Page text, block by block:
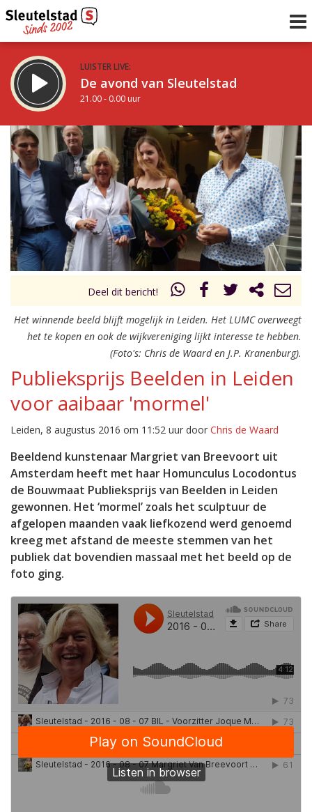
LUISTER LIVE:
De avond van Sleutelstad
21.00 - 0.00 uur
STRAKS:
De nacht van Sleutelstad
0.00 - 6.00 uur
Vorig uur
uur 1 van 0 Volgend uur
Inklappen
Deel dit bericht!
Het winnende beeld blijft mogelijk in Leiden. Het LUMC overweegt
het te kopen en ook de wijkvereniging lijkt interesse te hebben.
(Foto's: Chris de Waard en J.P. Kranenburg).
Publieksprijs Beelden in Leiden
voor aaibaar 'mormel'
Leiden, 8 augustus 2016 om 11:52 uur door Chris de Waard
Beeldend kunstenaar Margriet van Breevoort uit
Amsterdam heeft met haar Homunculus Locodontus
de Bouwmaat Publieksprijs van Beelden in Leiden
gewonnen. Het ‘mormel’ zoals het sculptuur de
afgelopen maanden vaak liefkozend werd genoemd
kreeg met afstand de meeste stemmen van het
publiek dat bovendien massaal met het beeld op de
foto ging.